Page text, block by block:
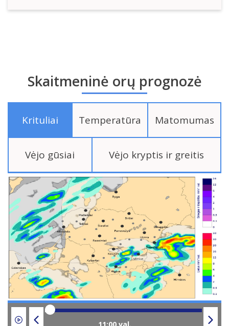
Skaitmeninė orų prognozė
Krituliai Temperatūra Matomumas
Vėjo gūsiai Vėjo kryptis ir greitis